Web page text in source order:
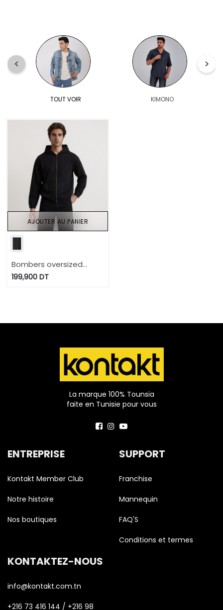
TOUT VOIR KIMONO
Bombers oversized
unisexe à capuche
199,900DT
AJOUTER AU PANIER
La marque 100% Tounsia
faite en Tunisie pour vous
ENTREPRISE
Kontakt Member Club
Notre histoire
Nos boutiques
SUPPORT
Franchise
Mannequin
FAQ'S
Conditions et termes
KONTAKTEZ-NOUS
info@kontakt.com.tn
+216 73 416 144 / +216 98